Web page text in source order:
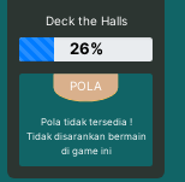
Deck the Halls
26%
Pola tidak tersedia !
Tidak disarankan bermain
di game ini